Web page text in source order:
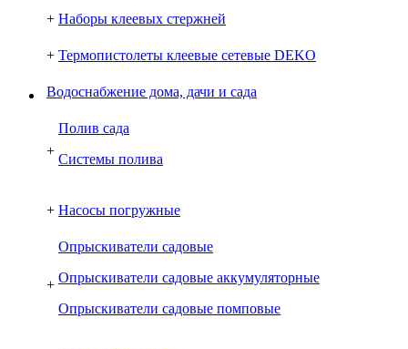
+ Наборы клеевых стержней
+ Термопистолеты клеевые сетевые DEKO
Водоснабжение дома, дачи и сада
+
Полив сада
Системы полива
+ Насосы погружные
+
Опрыскиватели садовые
Опрыскиватели садовые аккумуляторные
Опрыскиватели садовые помповые